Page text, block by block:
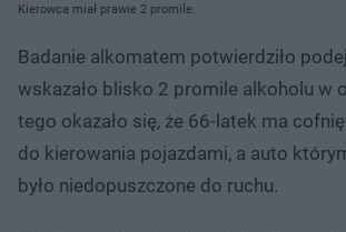
Kierowca miał prawie 2 promile.
Badanie alkomatem potwierdziło
wskazało blisko 2 promile alkoholu w
tego okazało się, że 66-latek ma
do kierowania pojazdami, a auto
było niedopuszczone do ruchu.